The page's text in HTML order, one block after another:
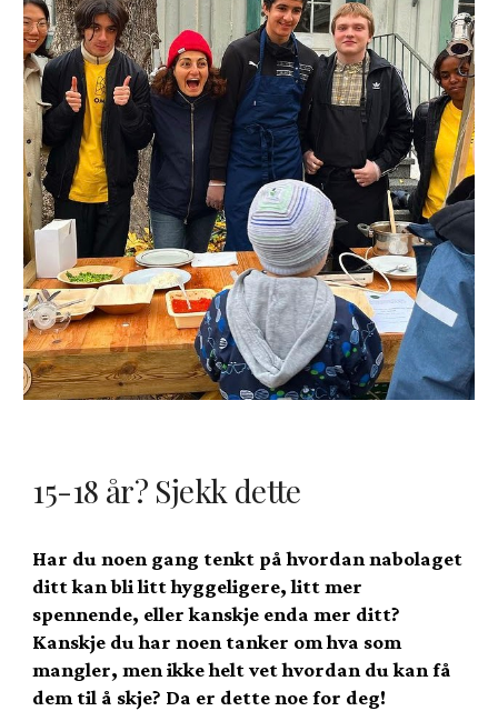
15-18 år? Sjekk dette
Har du noen gang tenkt på hvordan nabolaget
ditt kan bli litt hyggeligere, litt mer
spennende, eller kanskje enda mer ditt?
Kanskje du har noen tanker om hva som
mangler, men ikke helt vet hvordan du kan få
dem til å skje? Da er dette noe for deg!